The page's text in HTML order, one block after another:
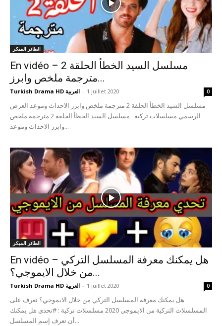
الطائر المبكر
En vidéo – مسلسل السيد الخطأ الحلقة 2
مترجمة ملخص وابرز...
Turkish Drama HD العربية - 1 juillet 2020 0
مسلسل السيد الخطأ الحلقة 2 مترجمة ملخص وابرز الاحداث وموعد العرض
الرسمي مسلسلات تركية : مسلسل السيد الخطأ الحلقة 2 مترجمة ملخص
وابرز الاحداث وموعد...
الطائر المبكر
En vidéo – هل يمكنك معرفة المسلسل التركي
من خلال الايموجي؟...
Turkish Drama HD العربية - 1 juillet 2020 0
هل يمكنك معرفة المسلسل التركي من خلال الايموجي؟ تعرف على
المسلسلات التركية من الايموجي 2020 مسلسلات تركية : #تحدي هل يمكنك
أن تعرف إسم المسلسل...